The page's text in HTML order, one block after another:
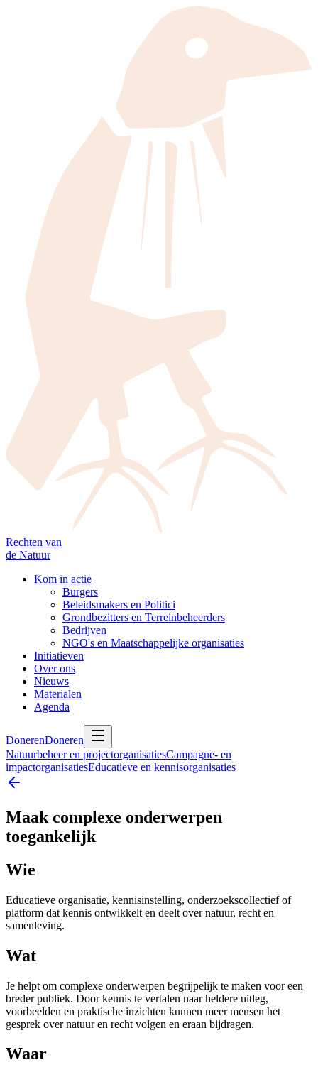
Rechten van
de Natuur
Kom in actie
Burgers
Beleidsmakers en Politici
Grondbezitters en Terreinbeheerders
Bedrijven
NGO's en Maatschappelijke organisaties
Initiatieven
Over ons
Nieuws
Materialen
Agenda
DonerenDoneren
Natuurbeheer en projectorganisatiesCampagne- en
impactorganisatiesEducatieve en kennisorganisaties
Maak complexe onderwerpen
toegankelijk
Wie
Educatieve organisatie, kennisinstelling, onderzoekscollectief of
platform dat kennis ontwikkelt en deelt over natuur, recht en
samenleving.
Wat
Je helpt om complexe onderwerpen begrijpelijk te maken voor een
breder publiek. Door kennis te vertalen naar heldere uitleg,
voorbeelden en praktische inzichten kunnen meer mensen het
gesprek over natuur en recht volgen en eraan bijdragen.
Waar